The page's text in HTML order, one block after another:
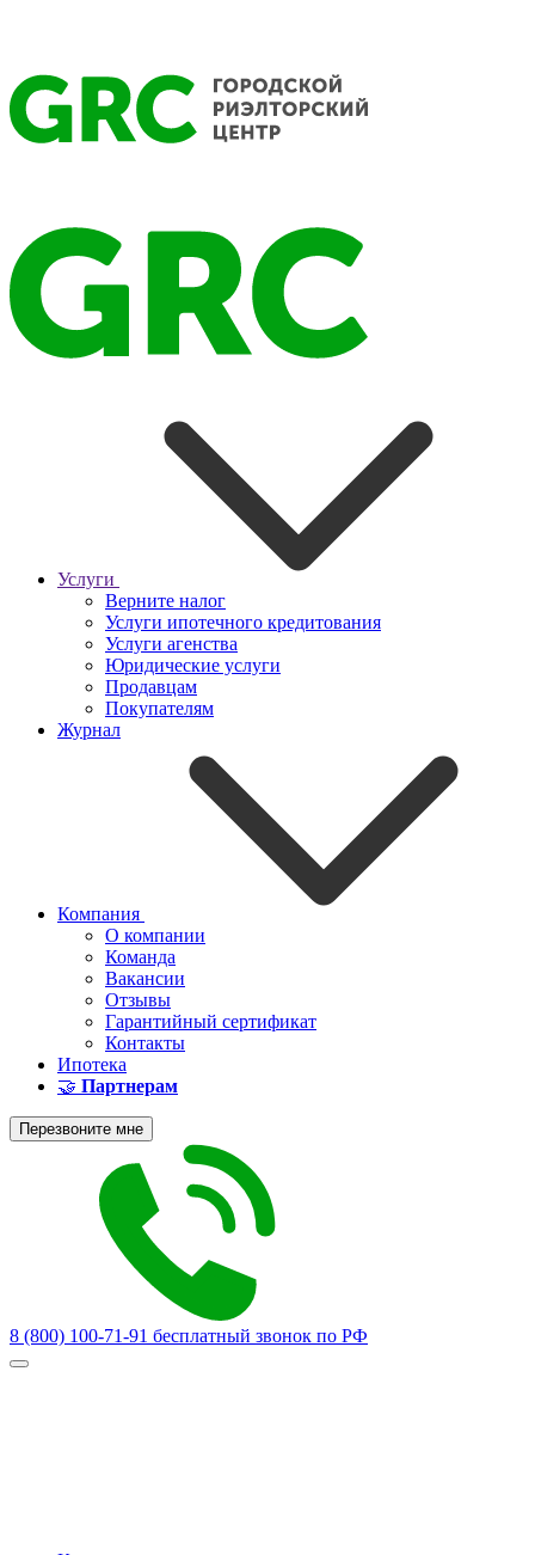
Услуги
Верните налог
Услуги ипотечного кредитования
Услуги агенства
Юридические услуги
Продавцам
Покупателям
Журнал
Компания
О компании
Команда
Вакансии
Отзывы
Гарантийный сертификат
Контакты
Ипотека
🤝 Партнерам
Перезвоните мне
8 (800) 100-71-91 бесплатный звонок по РФ